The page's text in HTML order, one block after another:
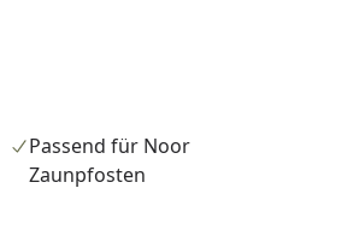
Passend für Noor
Zaunpfosten